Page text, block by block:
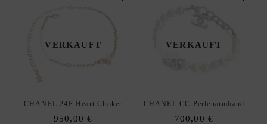
VERKAUFT
CHANEL 24P Heart Choker
950,00€
VERKAUFT
CHANEL CC Perlenarmband
700,00 €